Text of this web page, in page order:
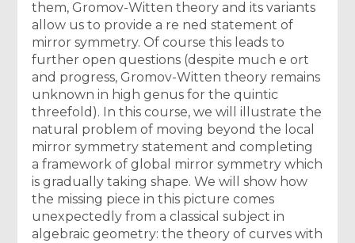
them, Gromov-Witten theory and its variants
allow us to provide a re ned statement of
mirror symmetry. Of course this leads to
further open questions (despite much e ort
and progress, Gromov-Witten theory remains
unknown in high genus for the quintic
threefold). In this course, we will illustrate the
natural problem of moving beyond the local
mirror symmetry statement and completing
a framework of global mirror symmetry which
is gradually taking shape. We will show how
the missing piece in this picture comes
unexpectedly from a classical subject in
algebraic geometry: the theory of curves with